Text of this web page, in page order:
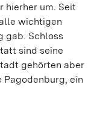
hierher um. Seit
wichtigen
gab. Schloss
sind seine
gehörten aber
Pagodenburg, ein